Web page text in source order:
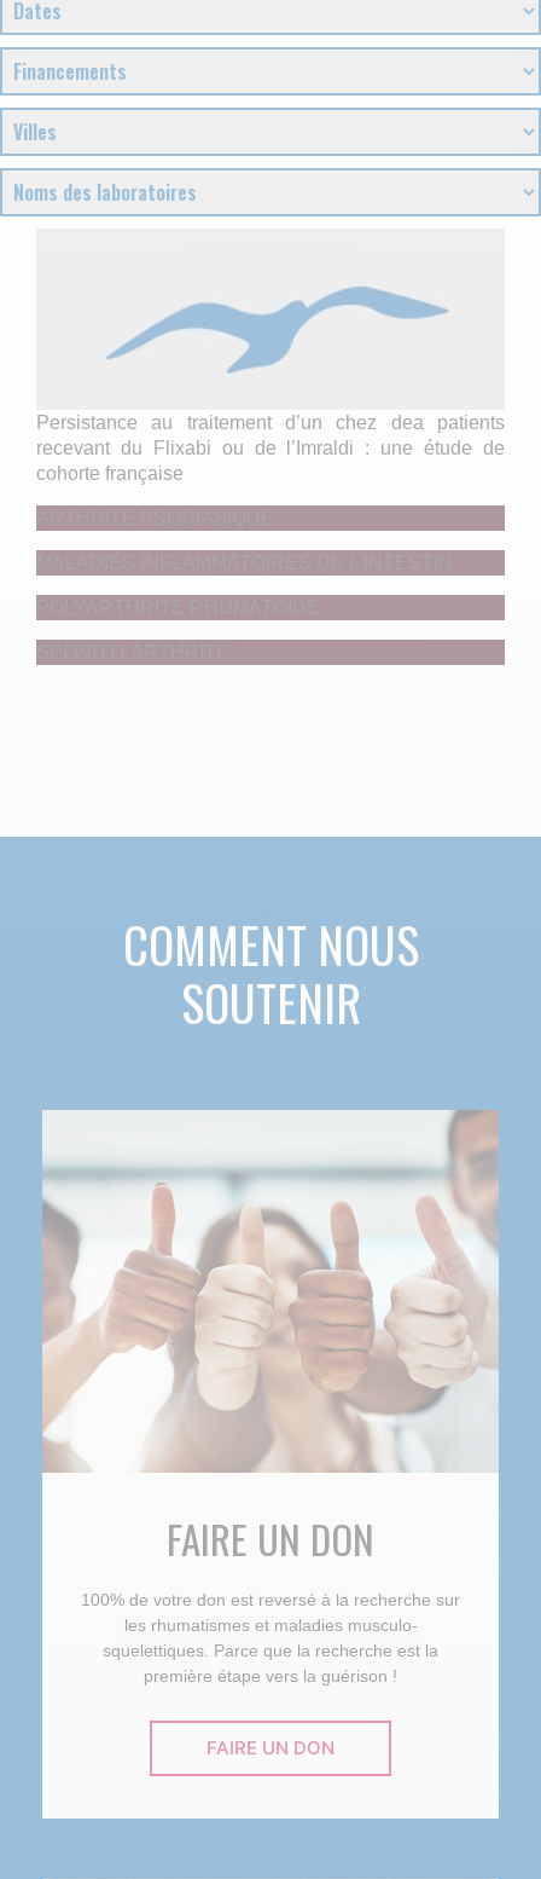
Persistance au traitement d’un chez dea patients
recevant du Flixabi ou de l’Imraldi : une étude de
cohorte française
COMMENT NOUS
SOUTENIR
FAIRE UN DON
100% de votre don est reversé à la recherche sur
les rhumatismes et maladies musculo-
squelettiques. Parce que la recherche est la
première étape vers la guérison !
FAIRE UN DON